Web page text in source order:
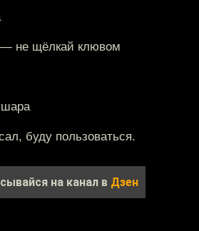
— не щёлкай клювом
буду пользоваться.
на канал в Дзен